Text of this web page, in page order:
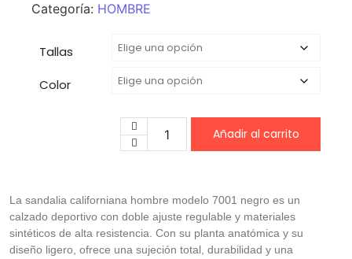
Categoría: HOMBRE
Tallas
Color
Añadir al carrito
La sandalia californiana hombre modelo 7001 negro es un
calzado deportivo con doble ajuste regulable y materiales
sintéticos de alta resistencia. Con su planta anatómica y su
diseño ligero, ofrece una sujeción total, durabilidad y una